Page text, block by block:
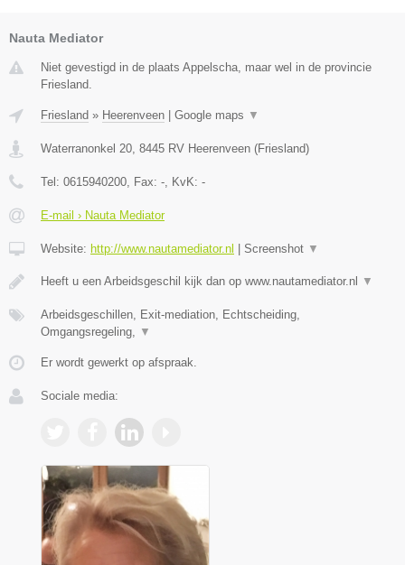
Nauta Mediator
Niet gevestigd in de plaats Appelscha, maar wel in de provincie
Friesland.
Friesland » Heerenveen Google maps ▼
Waterranonkel 20 8445 RV Heerenveen (Friesland)
Tel: 0615940200 , Fax: - , KvK: -
E-mail › Nauta Mediator
Website: http://www.nautamediator.nl Screenshot ▼
Heeft u een Arbeidsgeschil kijk dan op www.nautamediator.nl ▼
Arbeidsgeschillen, Exit-mediation, Echtscheiding,
Omgangsregeling,
▼
Er wordt gewerkt op afspraak.
Sociale media: